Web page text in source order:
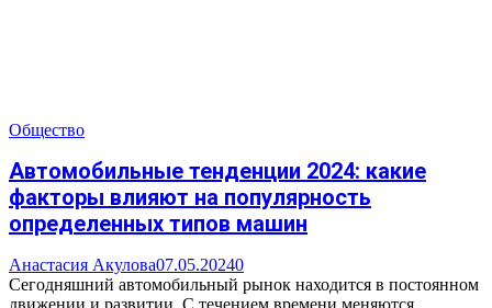
Общество
Автомобильные тенденции 2024: какие
факторы влияют на популярность
определенных типов машин
Анастасия Акулова07.05.20240
Сегодняшний автомобильный рынок находится в постоянном
движении и развитии. С течением времени меняются